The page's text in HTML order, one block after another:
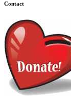
Contact